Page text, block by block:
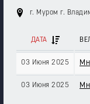
г. Муром г.
ДАТА
03 Июня 2025
03 Июня 2025